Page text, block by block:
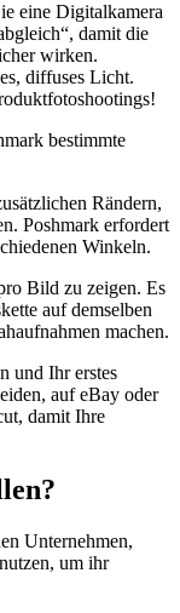
eine Digitalkamera
damit die
wirken.
diffuses Licht.
!
bestimmte
Rändern,
Poshmark erfordert
Winkeln.
Bild zu zeigen. Es
auf demselben
machen.
und Ihr erstes
auf eBay oder
damit Ihre
Unternehmen,
um ihr